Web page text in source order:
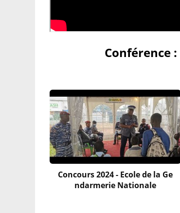
Conférence
Concours 2024 - Ecole de la Ge
ndarmerie Nationale